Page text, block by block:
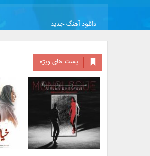
دانلود آهنگ جدید
پست های ویژه